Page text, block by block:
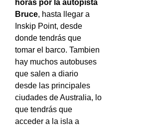
horas por la autopista
Bruce, hasta llegar a
Inskip Point, desde
donde tendrás que
tomar el barco. Tambien
hay muchos autobuses
que salen a diario
desde las principales
ciudades de Australia, lo
que tendrás que
acceder a la isla a